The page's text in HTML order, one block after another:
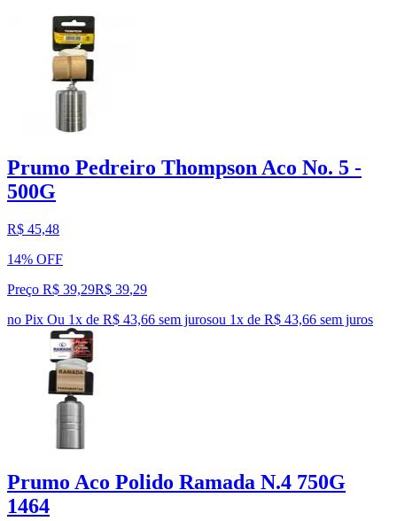
Prumo Pedreiro Thompson Aco No. 5 -
500G
R$ 45,48
14% OFF
Preço R$ 39,29R$ 39,29
no Pix Ou 1x de R$ 43,66 sem jurosou 1x de R$ 43,66 sem juros
Prumo Aco Polido Ramada N.4 750G
1464